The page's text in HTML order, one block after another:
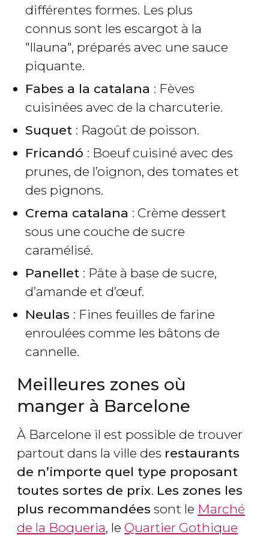
différentes formes. Les plus
connus sont les escargot à la
"llauna", préparés avec une sauce
piquante.
Fabes a la catalana : Fèves
cuisinées avec de la charcuterie.
Suquet : Ragoût de poisson.
Fricandó : Boeuf cuisiné avec des
prunes, de l’oignon, des tomates et
des pignons.
Crema catalana : Crème dessert
sous une couche de sucre
caramélisé.
Panellet : Pâte à base de sucre,
d’amande et d’œuf.
Neulas : Fines feuilles de farine
enroulées comme les bâtons de
cannelle.
Meilleures zones où
manger à Barcelone
À Barcelone il est possible de trouver
partout dans la ville des restaurants
de n’importe quel type proposant
toutes sortes de prix. Les zones les
plus recommandées sont le Marché
de la Boqueria, le Quartier Gothique